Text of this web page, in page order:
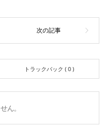
トラックバック ( 0 )
ん。